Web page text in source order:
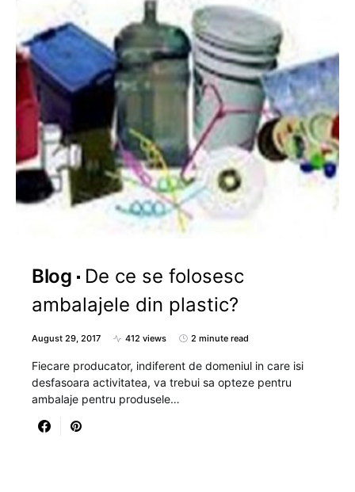
Blog
De ce se folosesc
ambalajele din plastic?
August 29, 2017 412 views 2 minute read
Fiecare producator, indiferent de domeniul in care isi
desfasoara activitatea, va trebui sa opteze pentru
ambalaje pentru produsele…